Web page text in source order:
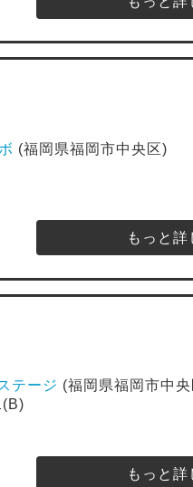
(福岡県福岡市中央区)
もっと詳
テージ (福岡県福岡市中
もっと詳